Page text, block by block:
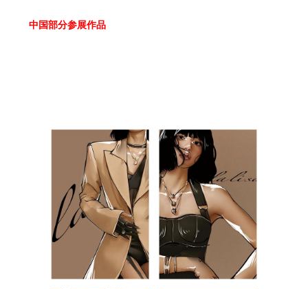
中国部分参展作品